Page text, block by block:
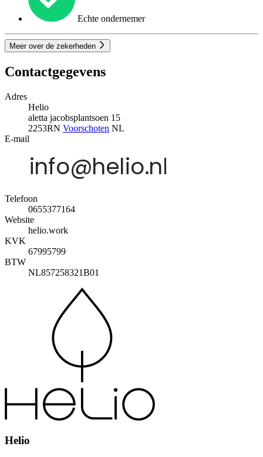
Echte ondernemer
Meer over de zekerheden
Contactgegevens
Adres
Helio
aletta jacobsplantsoen 15
2253RN Voorschoten NL
E-mail
Telefoon
0655377164
Website
helio.work
KVK
67995799
BTW
NL857258321B01
Helio